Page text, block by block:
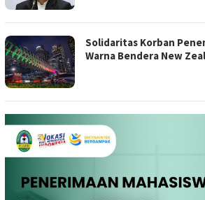
Solidaritas Korban
Warna Bendera New